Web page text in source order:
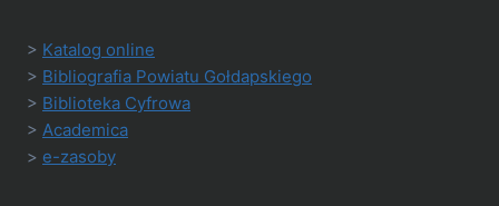
> Katalog online
> Bibliografia Powiatu Gołdapskiego
> Biblioteka Cyfrowa
> Academica
> e-zasoby